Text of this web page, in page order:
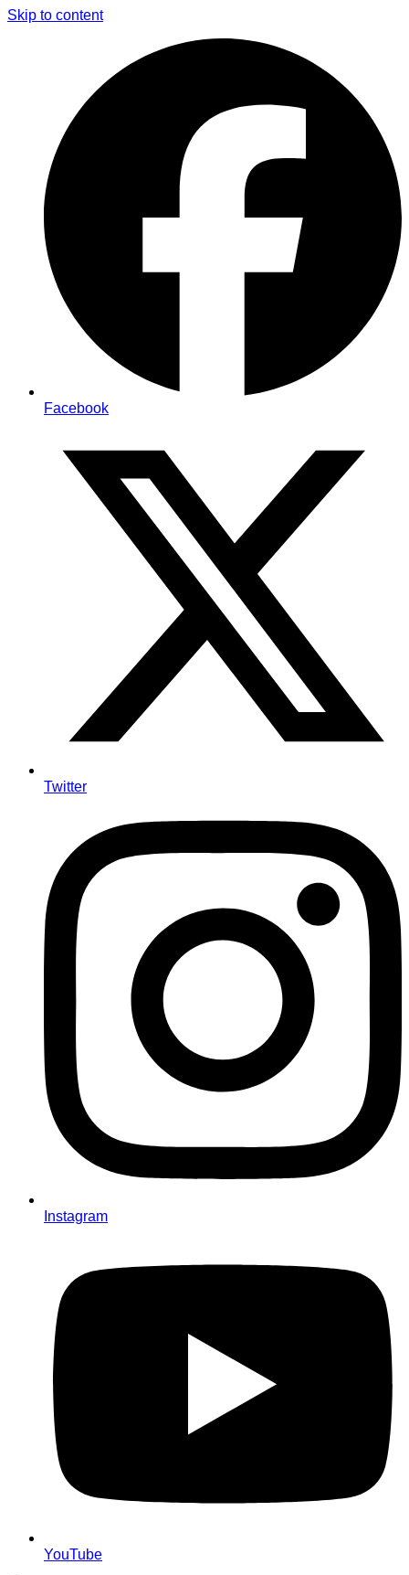
Skip to content
Facebook
Twitter
Instagram
YouTube